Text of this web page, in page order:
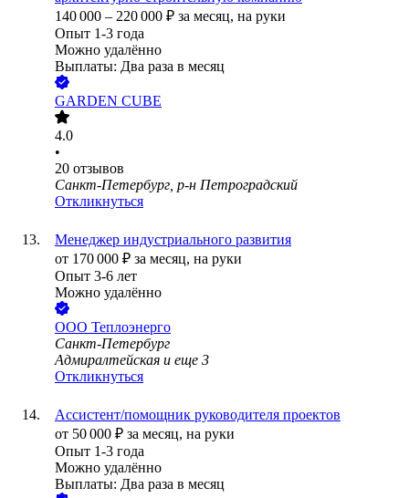
140 000 – 220 000 ₽ за месяц, на руки
Опыт 1-3 года
Можно удалённо
Выплаты: Два раза в месяц
GARDEN CUBE
4.0
•
20 отзывов
Санкт-Петербург, р-н Петроградский
Откликнуться
Менеджер индустриального развития
от 170 000 ₽ за месяц, на руки
Опыт 3-6 лет
Можно удалённо
ООО Теплоэнерго
Санкт-Петербург
Адмиралтейская и еще 3
Откликнуться
Ассистент/помощник руководителя проектов
от 50 000 ₽ за месяц, на руки
Опыт 1-3 года
Можно удалённо
Выплаты: Два раза в месяц